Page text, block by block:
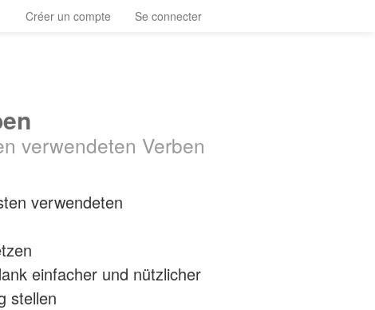
Créer un compte Se connecter
verwendeten Verben
verwendeten
einfacher und nützlicher
stellen